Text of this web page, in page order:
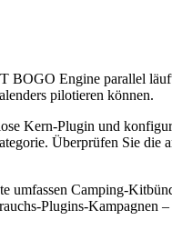
Engine parallel
pilotieren können.
Kern-Plugin und
Überprüfen Sie die
umfassen Camping-
Plugins-Kampagnen